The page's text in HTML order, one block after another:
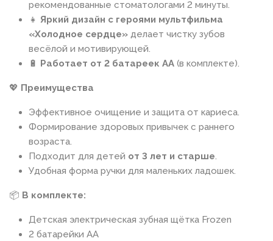
рекомендованные стоматологами 2 минуты.
👧 Яркий дизайн с героями мультфильма
«Холодное сердце» делает чистку зубов
весёлой и мотивирующей.
🔋
Работает от 2 батареек AA (в комплекте).
💖 Преимущества
Эффективное очищение и защита от кариеса.
Формирование здоровых привычек с раннего
возраста.
Подходит для детей от 3 лет и старше.
Удобная форма ручки для маленьких ладошек.
📦 В комплекте:
Детская электрическая зубная щётка Frozen
2 батарейки AA